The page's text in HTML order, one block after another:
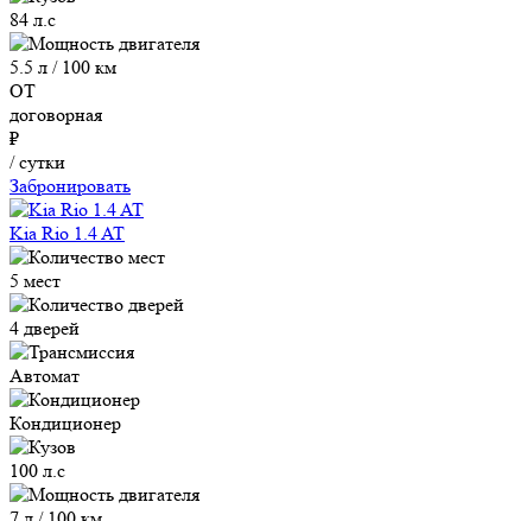
84 л.с
5.5 л / 100 км
ОТ
договорная
₽
/ сутки
Забронировать
Kia Rio 1.4 AT
5 мест
4 дверей
Автомат
Кондиционер
100 л.с